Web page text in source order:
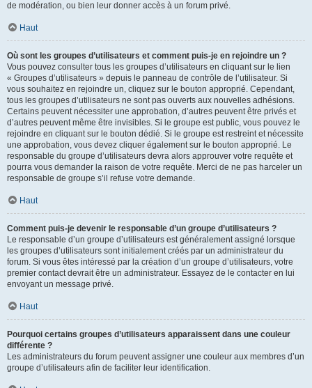
de modération, ou bien leur donner accès à un forum privé.
Haut
Où sont les groupes d’utilisateurs et comment puis-je en rejoindre un ?
Vous pouvez consulter tous les groupes d’utilisateurs en cliquant sur le lien
« Groupes d’utilisateurs » depuis le panneau de contrôle de l’utilisateur. Si
vous souhaitez en rejoindre un, cliquez sur le bouton approprié. Cependant,
tous les groupes d’utilisateurs ne sont pas ouverts aux nouvelles adhésions.
Certains peuvent nécessiter une approbation, d’autres peuvent être privés et
d’autres peuvent même être invisibles. Si le groupe est public, vous pouvez le
rejoindre en cliquant sur le bouton dédié. Si le groupe est restreint et nécessite
une approbation, vous devez cliquer également sur le bouton approprié. Le
responsable du groupe d’utilisateurs devra alors approuver votre requête et
pourra vous demander la raison de votre requête. Merci de ne pas harceler un
responsable de groupe s’il refuse votre demande.
Haut
Comment puis-je devenir le responsable d’un groupe d’utilisateurs ?
Le responsable d’un groupe d’utilisateurs est généralement assigné lorsque
les groupes d’utilisateurs sont initialement créés par un administrateur du
forum. Si vous êtes intéressé par la création d’un groupe d’utilisateurs, votre
premier contact devrait être un administrateur. Essayez de le contacter en lui
envoyant un message privé.
Haut
Pourquoi certains groupes d’utilisateurs apparaissent dans une couleur
différente ?
Les administrateurs du forum peuvent assigner une couleur aux membres d’un
groupe d’utilisateurs afin de faciliter leur identification.